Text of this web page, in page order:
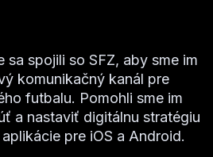
sa spojili so SFZ, aby sme im
komunikačný kanál pre
futbalu. Pomohli sme im
a nastaviť digitálnu stratégiu
pre iOS a Android.